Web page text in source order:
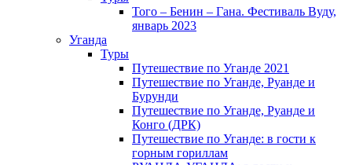
Того – Бенин – Гана. Фестиваль Вуду,
январь 2023
Уганда
Туры
Путешествие по Уганде 2021
Путешествие по Уганде, Руанде и
Бурунди
Путешествие по Уганде, Руанде и
Конго (ДРК)
Путешествие по Уганде: в гости к
горным гориллам